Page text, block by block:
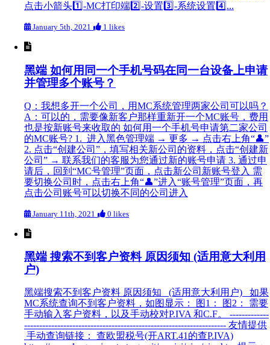
点击小箭头1️⃣-MC打印端2️⃣-设置3️⃣-系统设置4️⃣...
January 5th, 2021 1 likes
黑端 如何用同一个手机号码在同一台设备上申请
并管理多个账号？
Q：我想多开一个公司，用MC系统管理两家公司可以吗？
A：可以的，需要像新客户那样重新开一个MC账号，费用
也是按新账号来收取的 如何用一个手机号申请第二家公司
的MC账号? 1. 进入黑色管理端 → 更多 → 点击右上角“👤”
2. 点击“创建公司”，填写相关新公司的资料，点击“创建新
公司” → 联系我们的客服为您通过新的账号申请 3. 通过申
请后，回到“MC号管理”页面，点击新公司新账号登入 需
要切换公司时，点击右上角“👤”进入“账号管理”页面，再
点击公司账号可以切换不同的公司进入
January 11th, 2021 0 likes
黑端 搜索不到客户资料 原因须知 (适用意大利用
户)
黑端搜索不到客户资料 原因须知 (适用意大利用户) 如果
MC系统查询不到客户资料，如图显示： 图1： 图2： 需要
手动输入客户资料，以及手动校对P.IVA 和C.F。 -------------
------------------------------------------------------------------- 友情提供
手动查询链接： 查欧盟税号(开ART.41的查P.IVA)